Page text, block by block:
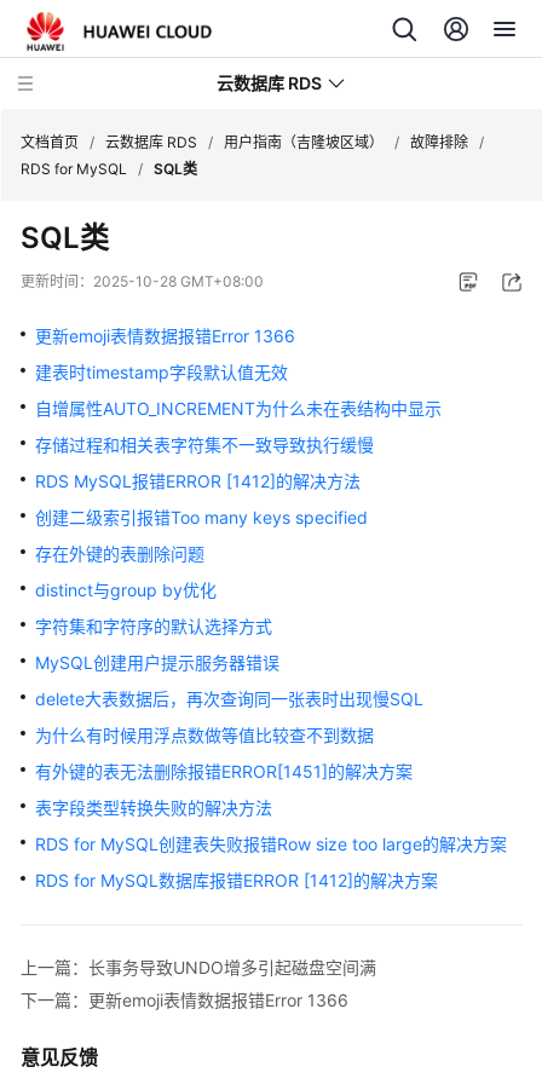
云数据库 RDS
产
介
绍
计
费
说
快
速
门
内
介
绍
用
户
指
最
实
文档首页 / 云数据库 RDS / 用户指南（吉隆坡区域） / 故障排除 /
RDS for MySQL / SQL类
SQL类
更新时间： 2025-10-28 GMT+08:00
更新emoji表情数据报错Error 1366
建表时timestamp字段默认值无效
自增属性AUTO_INCREMENT为什么未在表结构中显示
存储过程和相关表字符集不一致导致执行缓慢
RDS MySQL报错ERROR [1412]的解决方法
创建二级索引报错Too many keys specified
存在外键的表删除问题
distinct与group by优化
字符集和字符序的默认选择方式
MySQL创建用户提示服务器错误
delete大表数据后，再次查询同一张表时出现慢SQL
为什么有时候用浮点数做等值比较查不到数据
有外键的表无法删除报错ERROR[1451]的解决方案
表字段类型转换失败的解决方法
RDS for MySQL创建表失败报错Row size too large的解决方案
RDS for MySQL数据库报错ERROR [1412]的解决方案
上一篇：长事务导致UNDO增多引起磁盘空间满
下一篇：更新emoji表情数据报错Error 1366
意见反馈